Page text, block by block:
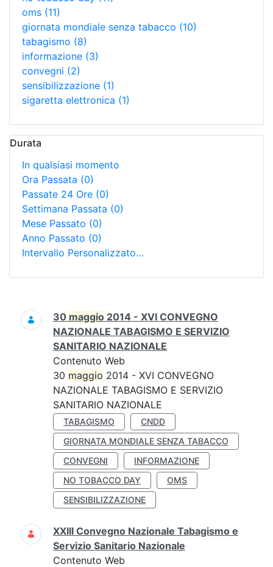
oms (11)
giornata mondiale senza tabacco (10)
tabagismo (8)
informazione (3)
convegni (2)
sensibilizzazione (1)
sigaretta elettronica (1)
Durata
In qualsiasi momento
Ora Passata (0)
Passate 24 Ore (0)
Settimana Passata (0)
Mese Passato (0)
Anno Passato (0)
Intervallo Personalizzato…
Ricerca
30 maggio 2014 - XVI CONVEGNO
NAZIONALE TABAGISMO E SERVIZIO
SANITARIO NAZIONALE
Contenuto Web
30 maggio 2014 - XVI CONVEGNO
NAZIONALE TABAGISMO E SERVIZIO
SANITARIO NAZIONALE
TABAGISMO
CNDD
GIORNATA MONDIALE SENZA TABACCO
CONVEGNI
INFORMAZIONE
NO TOBACCO DAY
OMS
SENSIBILIZZAZIONE
XXIII Convegno Nazionale Tabagismo e
Servizio Sanitario Nazionale
Contenuto Web